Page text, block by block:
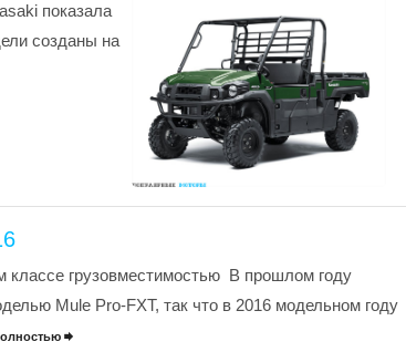
показала
созданы на
грузовместимостью В прошлом году
Mule Pro-FXT, так что в 2016 модельном году
